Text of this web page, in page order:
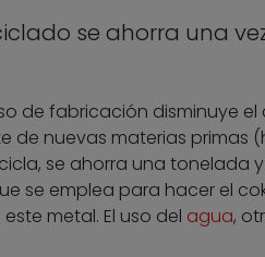
se ahorra una
de fabricación disminuye
de nuevas materias primas
se ahorra una tonelada
se emplea para hacer el
metal. El uso del agua,